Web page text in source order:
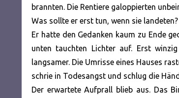
brannten. Die Rentiere galoppierten
Was sollte er erst tun, wenn sie landeten?
Er hatte den Gedanken kaum zu Ende
unten tauchten Lichter auf. Erst
langsamer. Die Umrisse eines Hauses
schrie in Todesangst und schlug die
Der erwartete Aufprall blieb aus. Das